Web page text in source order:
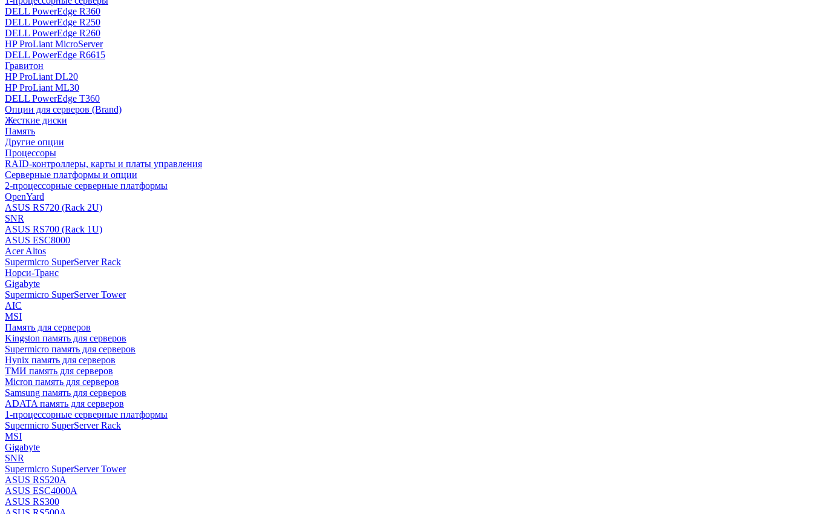
DELL PowerEdge R360
DELL PowerEdge R250
DELL PowerEdge R260
HP ProLiant MicroServer
DELL PowerEdge R6615
Гравитон
HP ProLiant DL20
HP ProLiant ML30
DELL PowerEdge T360
Опции для серверов (Brand)
Жесткие диски
Память
Другие опции
Процессоры
RAID-контроллеры, карты и платы управления
Серверные платформы и опции
2-процессорные серверные платформы
OpenYard
ASUS RS720 (Rack 2U)
SNR
ASUS RS700 (Rack 1U)
ASUS ESC8000
Acer Altos
Supermicro SuperServer Rack
Норси-Транс
Gigabyte
Supermicro SuperServer Tower
AIC
MSI
Память для серверов
Kingston память для серверов
Supermicro память для серверов
Hynix память для серверов
ТМИ память для серверов
Micron память для серверов
Samsung память для серверов
ADATA память для серверов
1-процессорные серверные платформы
Supermicro SuperServer Rack
MSI
Gigabyte
SNR
Supermicro SuperServer Tower
ASUS RS520A
ASUS ESC4000A
ASUS RS300